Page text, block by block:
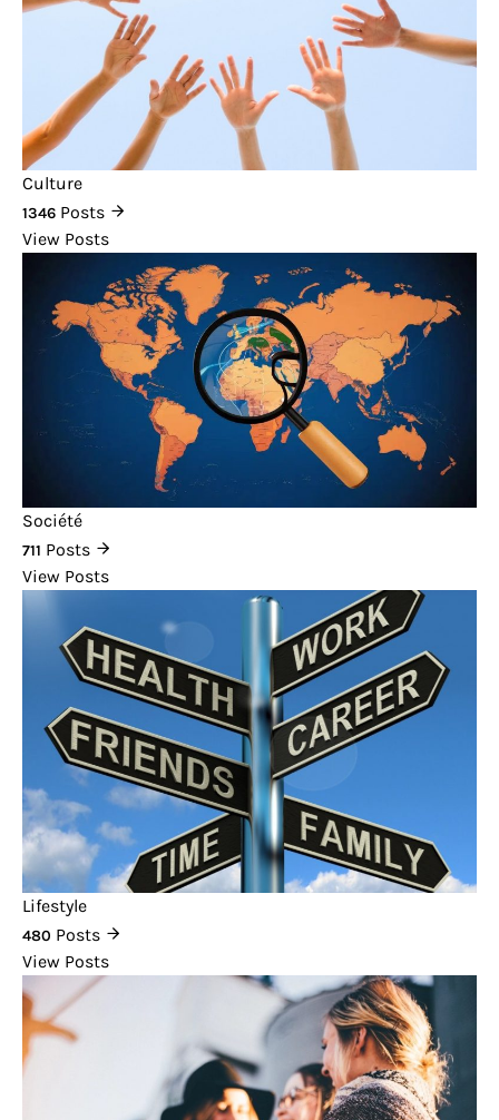
Culture
1346 Posts
View Posts
Société
711 Posts
View Posts
Lifestyle
480 Posts
View Posts